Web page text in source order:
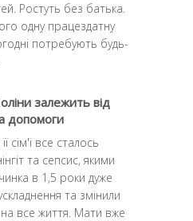
Ростуть без батька.
одну працездатну
потребують будь-
залежить від
допомоги
сім'ї все сталось
та сепсис, якими
в 1,5 роки дуже
та змінили
все життя. Мати вже